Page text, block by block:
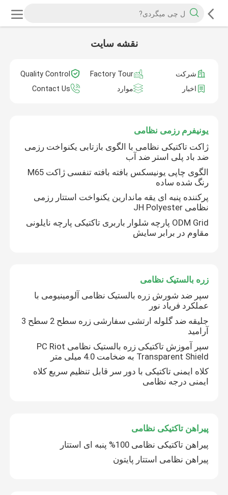
نقشه سایت
شرکت Factory Tour
Quality Control
اخبار
موارد Contact Us
یونیفرم رزمی نظامی
ژاکت تاکتیکی نظامی با الگوی بازتابی یکنواخت رزمی
ضد باد پلی استر ضد آب
الگوی چاپی یونیسکس بافته بافته تنفسی ژاکت M65
رنگ شده ساده
پرکننده پنبه ای یقه ماندارین یکنواخت استتار رزمی
نظامی JH Polyester
ODM Grid پارچه شلوار باربری تاکتیکی پارچه نایلونی
مقاوم در برابر سایش
زره بالستیک نظامی
سپر ضد شورش زره بالستیک نظامی آلومینیومی با
عملکرد فریاد نور
جلیقه ضد گلوله ارتشی سفارشی زره ​​سطح 2 سطح 3
آرامید
سپر آموزش تاکتیکی زره ​​بالستیک نظامی PC Riot
Transparent Shield به ضخامت 4.0 میلی متر
کلاه ایمنی تاکتیکی با دور سر قابل تنظیم سریع کلاه
ایمنی درجه نظامی
پیراهن تاکتیکی نظامی
پیراهن تاکتیکی نظامی 100% پنبه ای استتار
پیراهن نظامی استتار پایتون